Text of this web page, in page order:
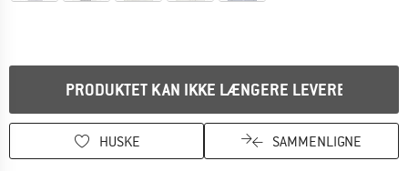
PRODUKTET KAN IKKE LÆNGERE LEVERES
HUSKE SAMMENLIGNE